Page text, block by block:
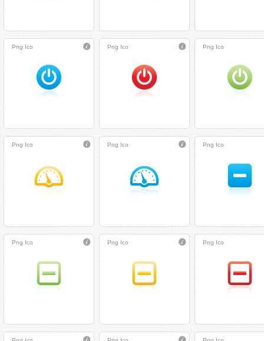
Png Ico Png Ico Png Ico
Png Ico Png Ico Png Ico
Png Ico Png Ico Png Ico